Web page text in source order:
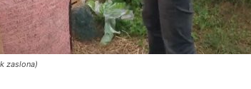
zaslona)